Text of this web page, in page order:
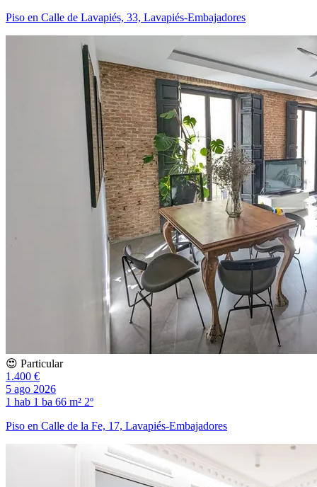
Piso en Calle de Lavapiés, 33, Lavapiés-Embajadores
😍 Particular
1.400 €
5 ago 2026
1 hab 1 ba 66 m² 2º
Piso en Calle de la Fe, 17, Lavapiés-Embajadores